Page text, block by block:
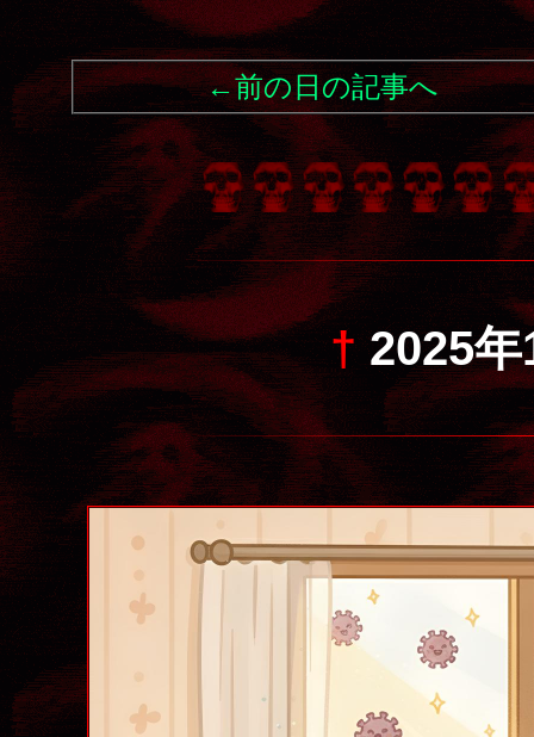
←前の日の記事へ
† 2025